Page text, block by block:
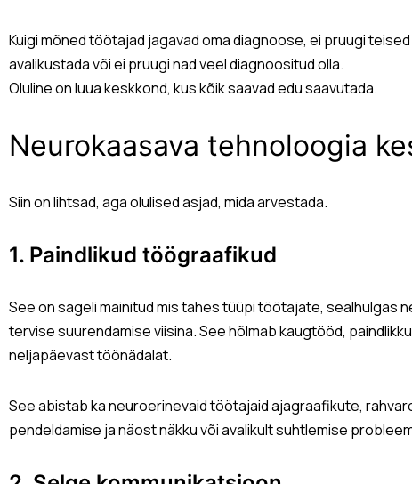
Kuigi mõned töötajad jagavad oma diagnoose, ei pruugi
avalikustada või ei pruugi nad veel diagnoositud olla.
Oluline on luua keskkond, kus kõik saavad edu saavutada.
Neurokaasava tehnoloogia
Siin on lihtsad, aga olulised asjad, mida arvestada.
1. Paindlikud töögraafikud
See on sageli mainitud mis tahes tüüpi töötajate, sealhulgas
tervise suurendamise viisina. See hõlmab kaugtööd,
neljapäevast töönädalat.
See abistab ka neuroerinevaid töötajaid ajagraafikute,
pendeldamise ja näost näkku või avalikult suhtlemise